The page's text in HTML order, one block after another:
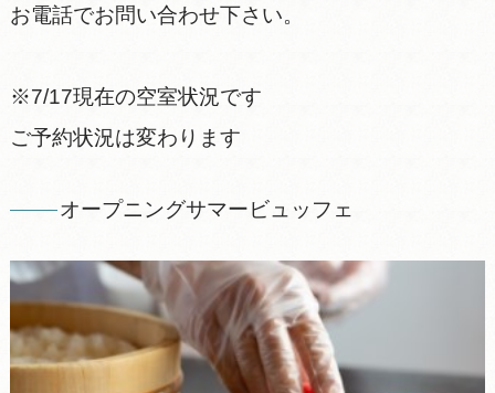
お電話でお問い合わせ下さい。
※7/17現在の空室状況です
ご予約状況は変わります
オープニングサマービュッフェ